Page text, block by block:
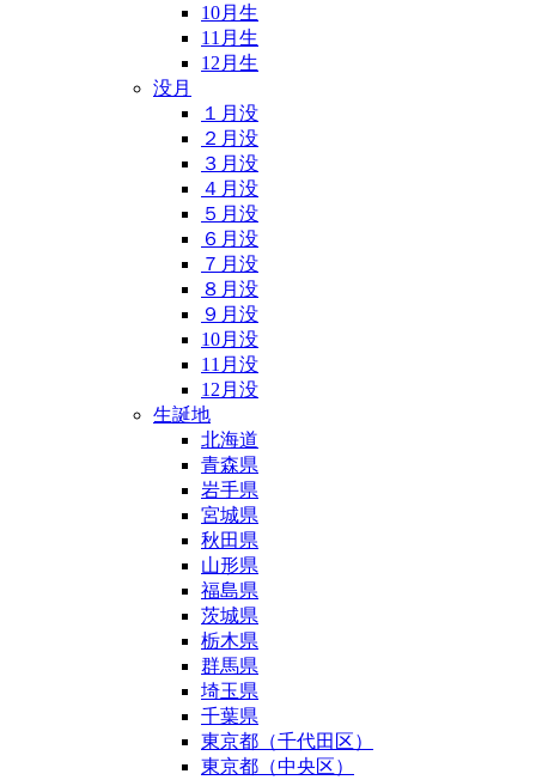
10月生
11月生
12月生
没月
１月没
２月没
３月没
４月没
５月没
６月没
７月没
８月没
９月没
10月没
11月没
12月没
生誕地
北海道
青森県
岩手県
宮城県
秋田県
山形県
福島県
茨城県
栃木県
群馬県
埼玉県
千葉県
東京都（千代田区）
東京都（中央区）